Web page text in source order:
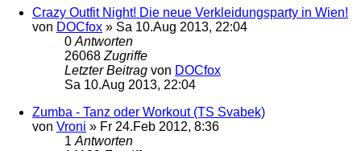
Crazy Outfit Night! Die neue Verkleidungsparty in Wien!
von DOCfox » Sa 10.Aug 2013, 22:04
0 Antworten
26068 Zugriffe
Letzter Beitrag von DOCfox
Sa 10.Aug 2013, 22:04
Zumba - Tanz oder Workout (TS Svabek)
von Vroni » Fr 24.Feb 2012, 8:36
1 Antworten